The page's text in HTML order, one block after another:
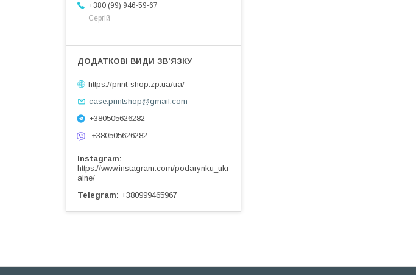
+380 (99) 946-59-67
Сергій
https://print-shop.zp.ua/ua/
case.printshop@gmail.com
+380505626282
+380505626282
Instagram
https://www.instagram.com/podarynku_ukr
aine/
Telegram
+380999465967